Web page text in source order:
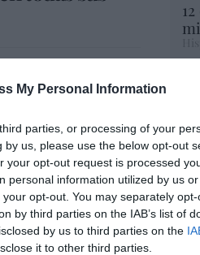
My Personal Information
parties, or processing of your
us, please use the below opt-out
your opt-out request is processed
personal information utilized by us
opt-out. You may separately
by third parties on the IAB’s list of
by us to third parties on the
it to other third parties.
peculiar de
a sus
cogiendo muchas
vez de atacarlo,
que
su rostro y su
palabras de
nos dio y enseñó.